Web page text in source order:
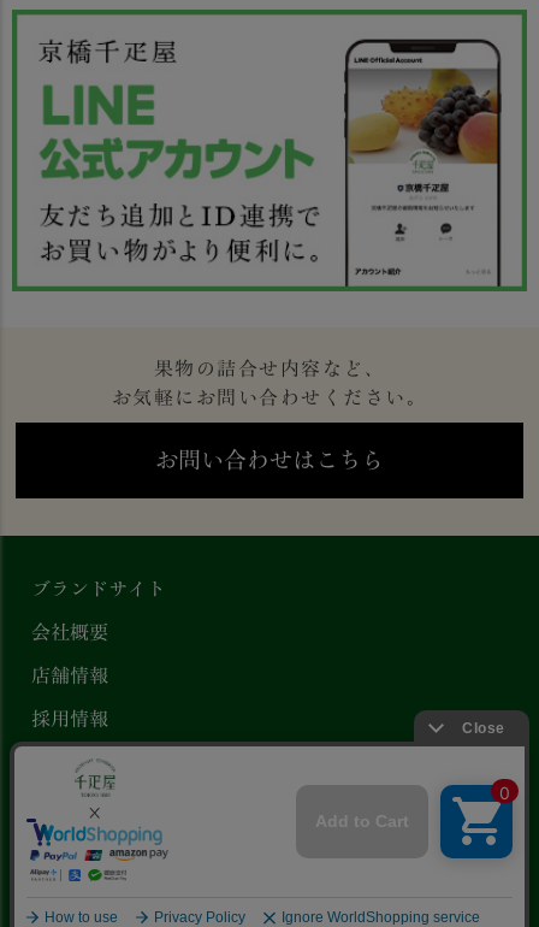
果物の詰合せ内容など、
お気軽にお問い合わせください。
お問い合わせはこちら
ブランドサイト
会社概要
店舗情報
採用情報
プライバシーポリシー
特定商取引法に基づく表示
Copyright ©
贈る
ギフトをお探しですか？